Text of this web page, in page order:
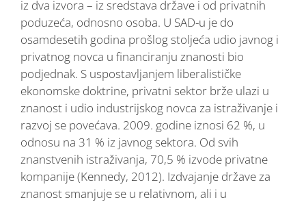
iz dva izvora – iz sredstava države i od privatnih
poduzeća, odnosno osoba. U SAD-u je do
osamdesetih godina prošlog stoljeća udio javnog i
privatnog novca u financiranju znanosti bio
podjednak. S uspostavljanjem liberalističke
ekonomske doktrine, privatni sektor brže ulazi u
znanost i udio industrijskog novca za istraživanje i
razvoj se povećava. 2009. godine iznosi 62 %, u
odnosu na 31 % iz javnog sektora. Od svih
znanstvenih istraživanja, 70,5 % izvode privatne
kompanije (Kennedy, 2012). Izdvajanje države za
znanost smanjuje se u relativnom, ali i u